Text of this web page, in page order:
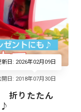
日: 2026年02月09日
折りたたん